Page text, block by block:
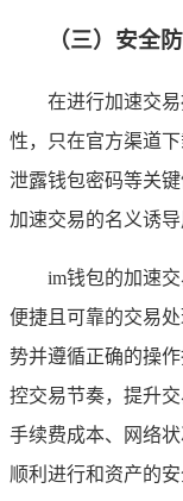
（三）安全
在进行加速交
性，只在官方渠道
泄露钱包密码等关
加速交易的名义诱
im钱包的加速
便捷且可靠的交易
势并遵循正确的操
控交易节奏，提升
手续费成本、网络
顺利进行和资产的